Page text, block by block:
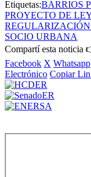
Etiquetas:BARRIOS
PROYECTO DE
SOCIO URBANA
Compartí esta noticia
Facebook X Whatsapp
Electrónico Copiar